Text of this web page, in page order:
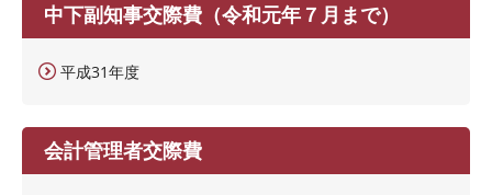
中下副知事交際費（令和元年７月まで）
平成31年度
会計管理者交際費